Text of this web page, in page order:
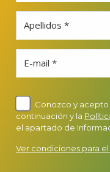
Apellidos *
E-mail *
Conozco y acepto
continuación y la
el apartado de
Ver condiciones para